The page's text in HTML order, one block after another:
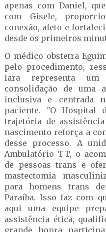
apenas com Daniel,
com Gisele,
conexão, afeto e
desde os primeiros
O médico obstetra
pelo procedimento,
Iara representa um
consolidação de uma
inclusiva e centrada
paciente. "O Hospital
trajetória de
nascimento reforça a
desse processo. A
Ambulatório TT, o
de pessoas trans e
mastectomia
para homens trans
Paraíba. Isso faz com
aqui uma equipe
assistência ética,
grande honra